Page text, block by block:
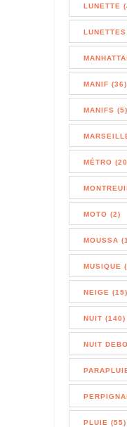
LUNETTE
MANIF (36)
MANIFS (5)
MÉTRO
MOTO (2)
MOUSSA
MUSIQUE
NEIGE (15)
NUIT (140)
NUIT
PLUIE (55)